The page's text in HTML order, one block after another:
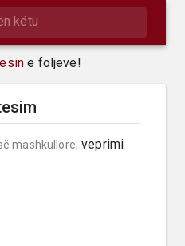
e foljeve!
mashkullore; veprimi